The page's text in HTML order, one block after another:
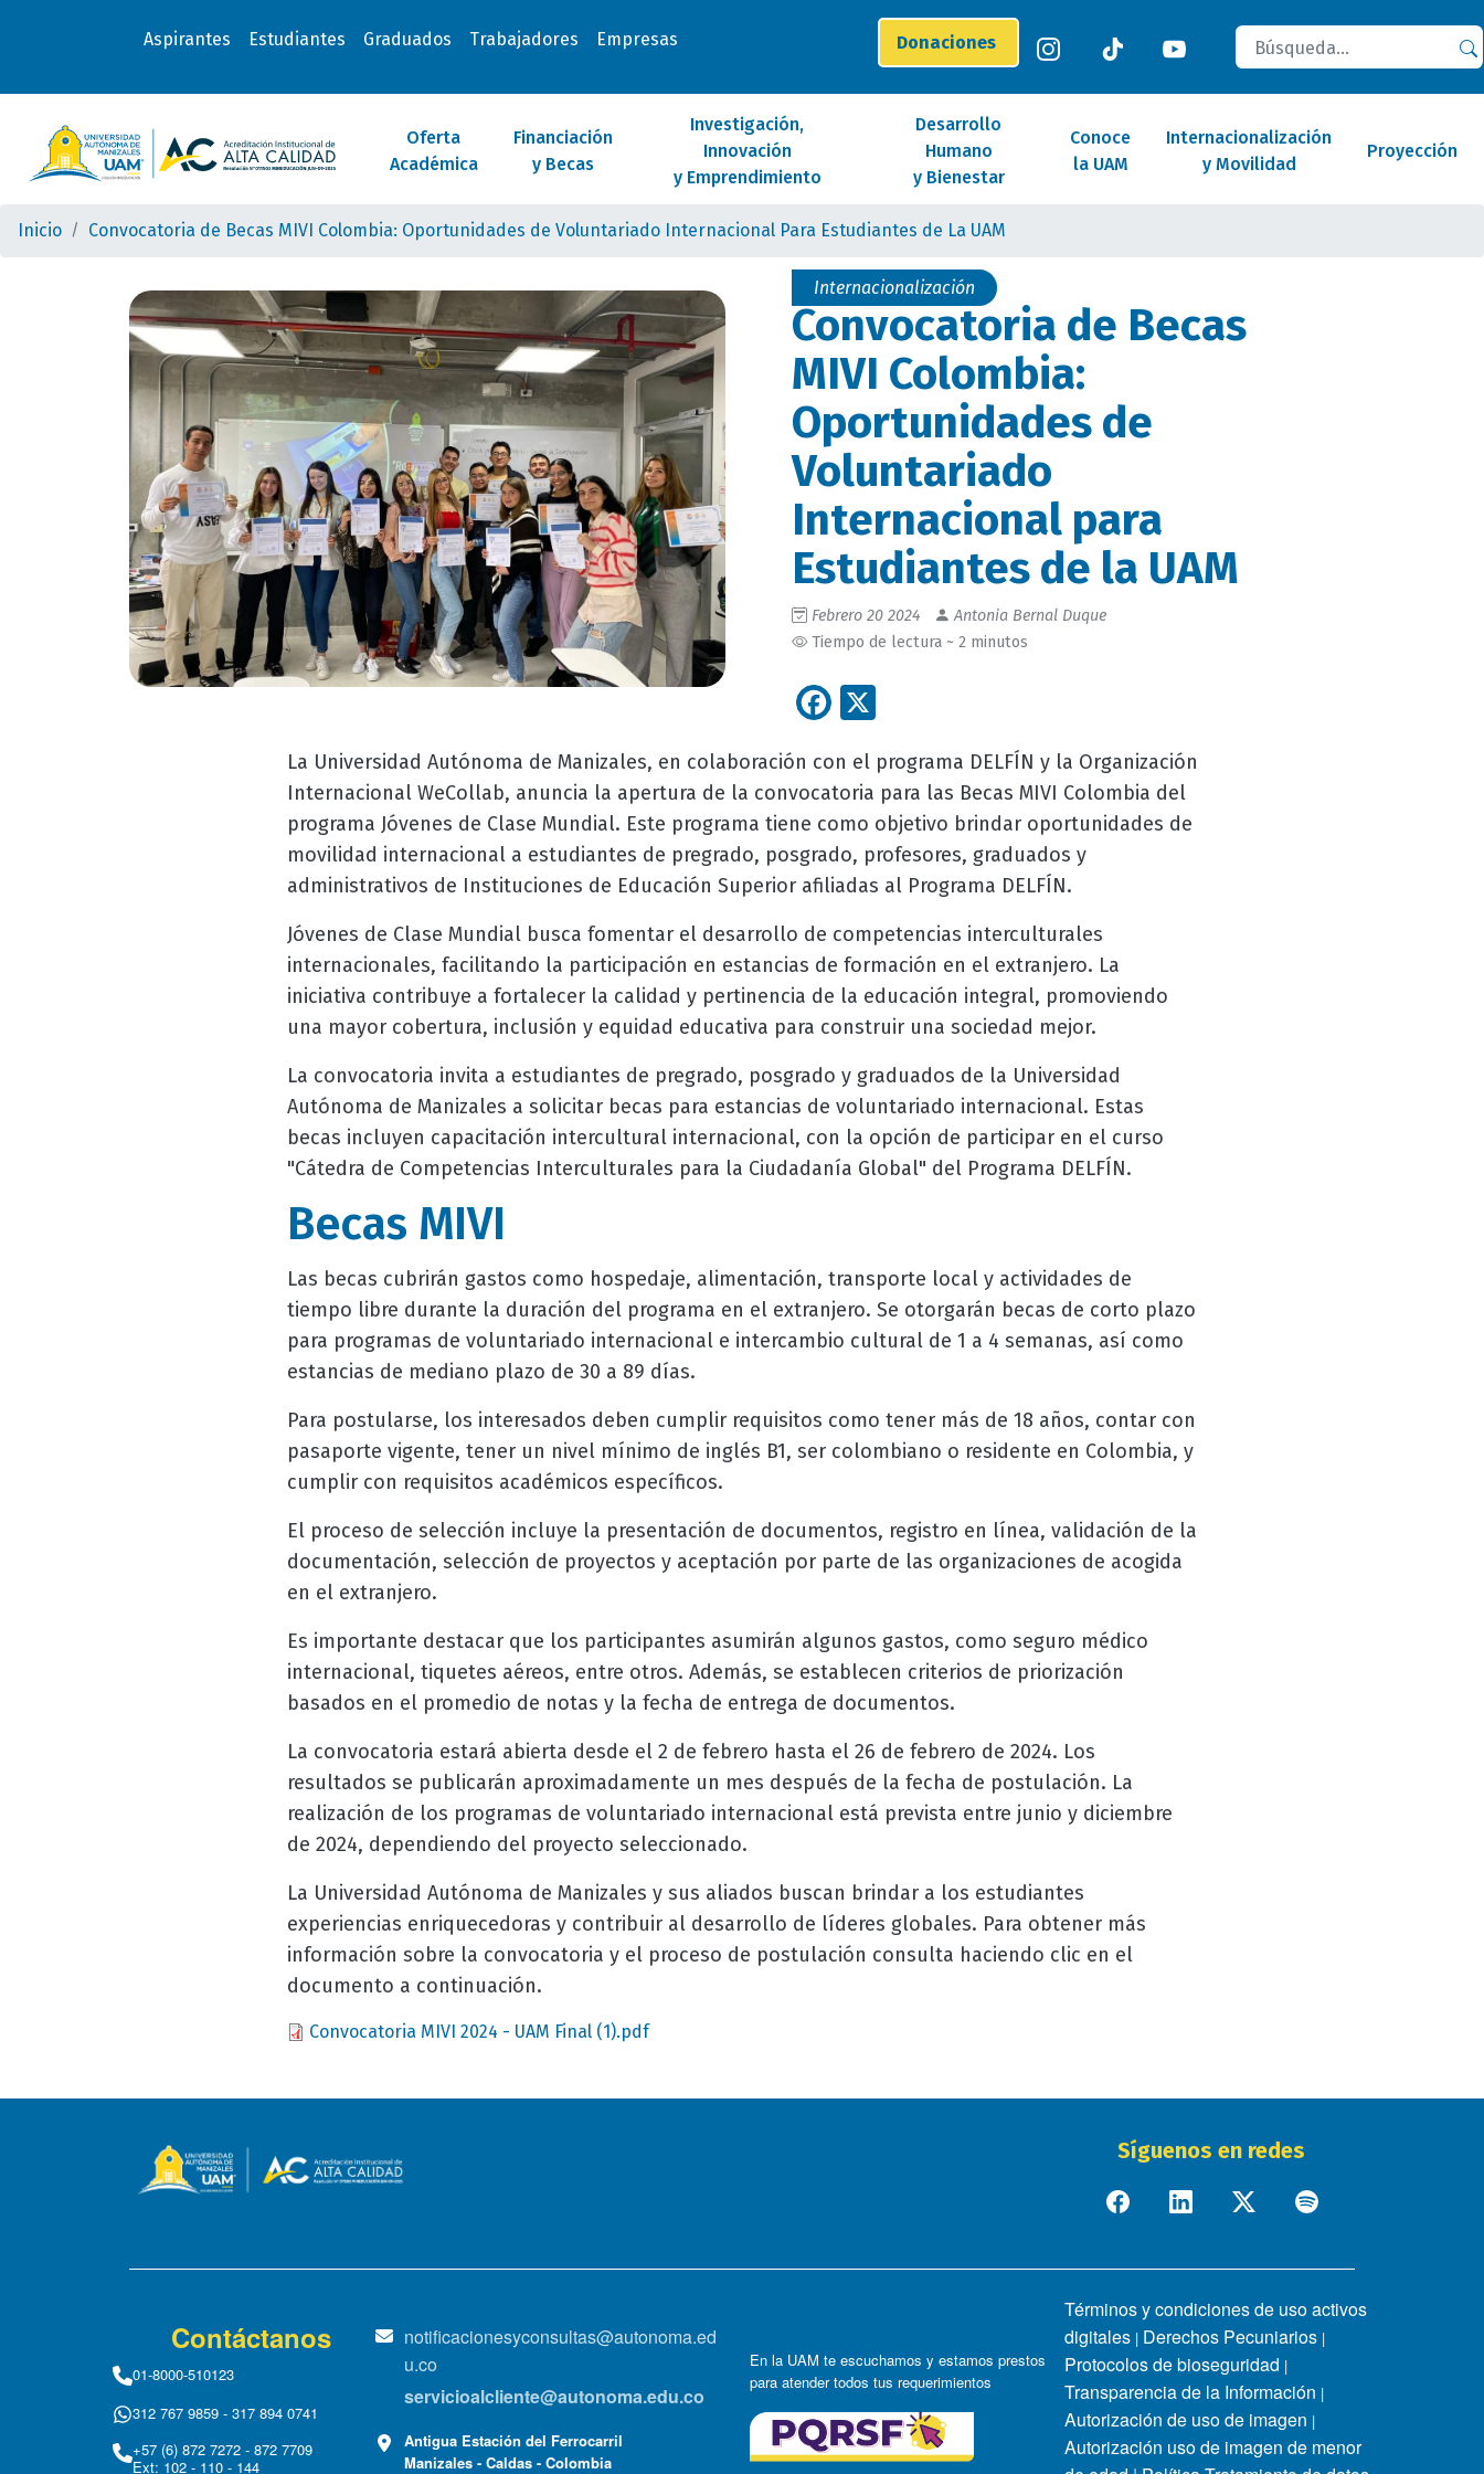
Aspirantes Estudiantes Graduados Trabajadores Empresas Donaciones
Buscar
Oferta
Académica
Financiación
y Becas
Investigación,
Innovación
y Emprendimiento
Desarrollo
Humano
y Bienestar
Conoce
la UAM
Internacionalización
y Movilidad
Proyección
Inicio Convocatoria de Becas MIVI Colombia: Oportunidades de Voluntariado Internacional Para Estudiantes de La UAM
Internacionalización
Convocatoria de Becas
MIVI Colombia:
Oportunidades de
Voluntariado
Internacional para
Estudiantes de la UAM
Febrero 20 2024
Antonia Bernal Duque
Tiempo de lectura ~ 2 minutos
Facebook
La Universidad Autónoma de Manizales, en colaboración con el programa DELFÍN y la Organización
Internacional WeCollab, anuncia la apertura de la convocatoria para las Becas MIVI Colombia del
programa Jóvenes de Clase Mundial. Este programa tiene como objetivo brindar oportunidades de
movilidad internacional a estudiantes de pregrado, posgrado, profesores, graduados y
administrativos de Instituciones de Educación Superior afiliadas al Programa DELFÍN.
Jóvenes de Clase Mundial busca fomentar el desarrollo de competencias interculturales
internacionales, facilitando la participación en estancias de formación en el extranjero. La
iniciativa contribuye a fortalecer la calidad y pertinencia de la educación integral, promoviendo
una mayor cobertura, inclusión y equidad educativa para construir una sociedad mejor.
La convocatoria invita a estudiantes de pregrado, posgrado y graduados de la Universidad
Autónoma de Manizales a solicitar becas para estancias de voluntariado internacional. Estas
becas incluyen capacitación intercultural internacional, con la opción de participar en el curso
"Cátedra de Competencias Interculturales para la Ciudadanía Global" del Programa DELFÍN.
Becas MIVI
Las becas cubrirán gastos como hospedaje, alimentación, transporte local y actividades de
tiempo libre durante la duración del programa en el extranjero. Se otorgarán becas de corto plazo
para programas de voluntariado internacional e intercambio cultural de 1 a 4 semanas, así como
estancias de mediano plazo de 30 a 89 días.
Para postularse, los interesados deben cumplir requisitos como tener más de 18 años, contar con
pasaporte vigente, tener un nivel mínimo de inglés B1, ser colombiano o residente en Colombia, y
cumplir con requisitos académicos específicos.
El proceso de selección incluye la presentación de documentos, registro en línea, validación de la
documentación, selección de proyectos y aceptación por parte de las organizaciones de acogida
en el extranjero.
Es importante destacar que los participantes asumirán algunos gastos, como seguro médico
internacional, tiquetes aéreos, entre otros. Además, se establecen criterios de priorización
basados en el promedio de notas y la fecha de entrega de documentos.
La convocatoria estará abierta desde el 2 de febrero hasta el 26 de febrero de 2024. Los
resultados se publicarán aproximadamente un mes después de la fecha de postulación. La
realización de los programas de voluntariado internacional está prevista entre junio y diciembre
de 2024, dependiendo del proyecto seleccionado.
La Universidad Autónoma de Manizales y sus aliados buscan brindar a los estudiantes
experiencias enriquecedoras y contribuir al desarrollo de líderes globales. Para obtener más
información sobre la convocatoria y el proceso de postulación consulta haciendo clic en el
documento a continuación.
Document
Convocatoria MIVI 2024 - UAM Final (1).pdf
Síguenos en redes
Contáctanos
01-8000-510123
312 767 9859 - 317 894 0741
+57 (6) 872 7272 - 872 7709
Ext: 102 - 110 - 144
notificacionesyconsultas@autonoma.ed
u.co
servicioalcliente@autonoma.edu.co
Antigua Estación del Ferrocarril
Manizales - Caldas - Colombia
En la UAM te escuchamos y estamos prestos
para atender todos tus requerimientos
Términos y condiciones de uso activos
digitales | Derechos Pecuniarios |
Protocolos de bioseguridad |
Transparencia de la Información |
Autorización de uso de imagen |
Autorización uso de imagen de menor